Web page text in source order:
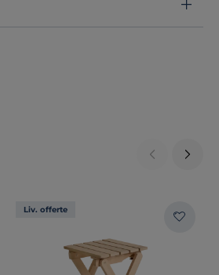
Liv. offerte